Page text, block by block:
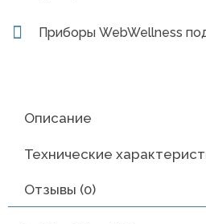
Приборы WebWellness
Описание
Технические
Отзывы (0)